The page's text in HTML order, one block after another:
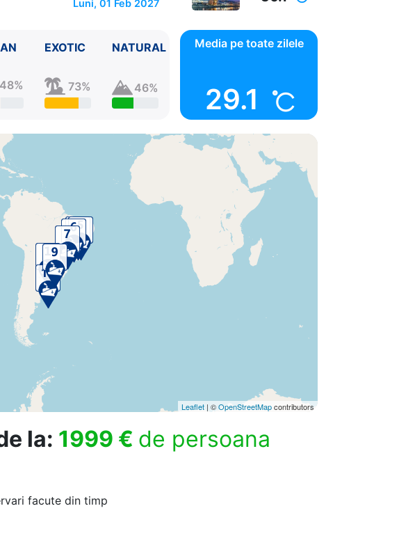
Luni, 01 Feb 2027
48%
EXOTIC
73%
NATURAL
46%
Media pe toate zilele
29.1
Leaflet | ©OpenStreetMapcontributors
la: 1999 € de persoana
facute din timp